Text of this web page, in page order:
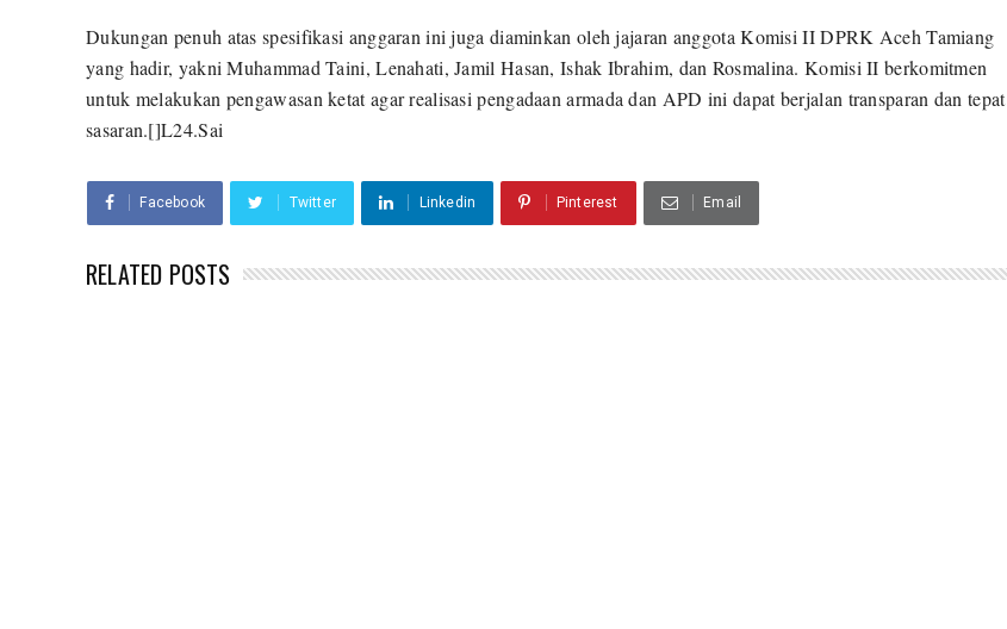
Dukungan penuh atas spesifikasi anggaran ini juga diaminkan oleh jajaran anggota Komisi II DPRK Aceh Tamiang
yang hadir, yakni Muhammad Taini, Lenahati, Jamil Hasan, Ishak Ibrahim, dan Rosmalina. Komisi II berkomitmen
untuk melakukan pengawasan ketat agar realisasi pengadaan armada dan APD ini dapat berjalan transparan dan tepat
sasaran.[]L24.Sai
Facebook Twitter Linkedin Pinterest Email
RELATED POSTS